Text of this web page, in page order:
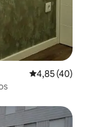
4,85 de uma
4,85 (40)